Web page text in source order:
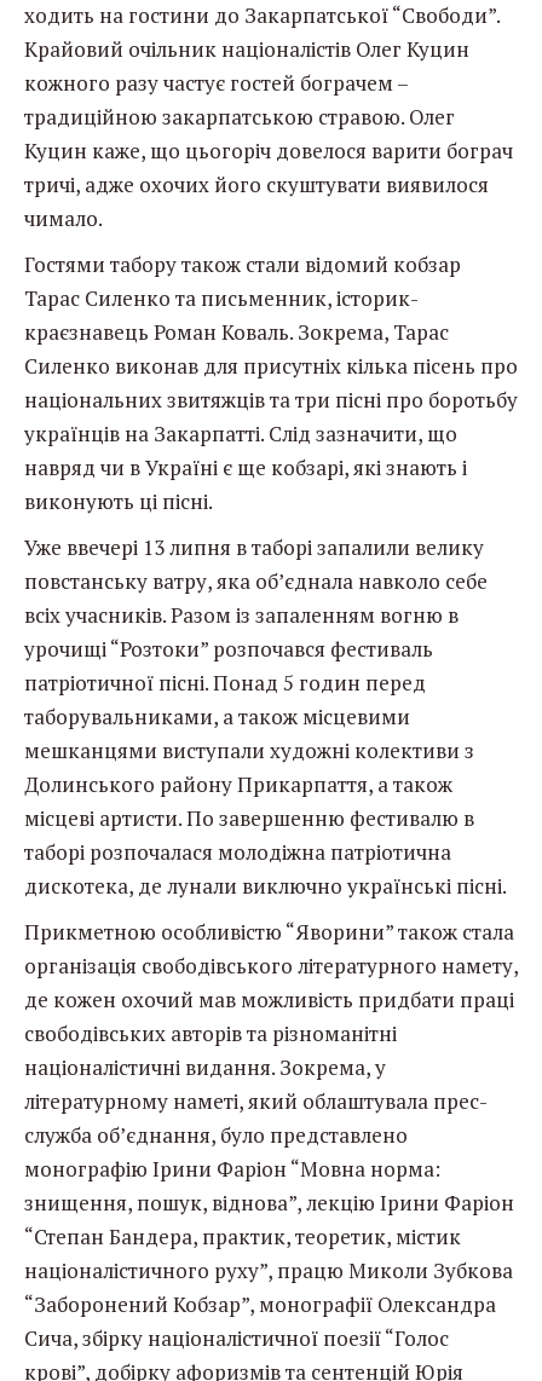
ходить на гостини до Закарпатської “Свободи”.
Крайовий очільник націоналістів Олег Куцин
кожного разу частує гостей бограчем –
традиційною закарпатською стравою. Олег
Куцин каже, що цьогоріч довелося варити бограч
тричі, адже охочих його скуштувати виявилося
чимало.
Гостями табору також стали відомий кобзар
Тарас Силенко та письменник, історик-
краєзнавець Роман Коваль. Зокрема, Тарас
Силенко виконав для присутніх кілька пісень про
національних звитяжців та три пісні про боротьбу
українців на Закарпатті. Слід зазначити, що
навряд чи в Україні є ще кобзарі, які знають і
виконують ці пісні.
Уже ввечері 13 липня в таборі запалили велику
повстанську ватру, яка об’єднала навколо себе
всіх учасників. Разом із запаленням вогню в
урочищі “Розтоки” розпочався фестиваль
патріотичної пісні. Понад 5 годин перед
таборувальниками, а також місцевими
мешканцями виступали художні колективи з
Долинського району Прикарпаття, а також
місцеві артисти. По завершенню фестивалю в
таборі розпочалася молодіжна патріотична
дискотека, де лунали виключно українські пісні.
Прикметною особливістю “Яворини” також стала
організація свободівського літературного намету,
де кожен охочий мав можливість придбати праці
свободівських авторів та різноманітні
націоналістичні видання. Зокрема, у
літературному наметі, який облаштувала прес-
служба об’єднання, було представлено
монографію Ірини Фаріон “Мовна норма:
знищення, пошук, віднова”, лекцію Ірини Фаріон
“Степан Бандера, практик, теоретик, містик
націоналістичного руху”, працю Миколи Зубкова
“Заборонений Кобзар”, монографії Олександра
Сича, збірку націоналістичної поезії “Голос
крові”, добірку афоризмів та сентенцій Юрія